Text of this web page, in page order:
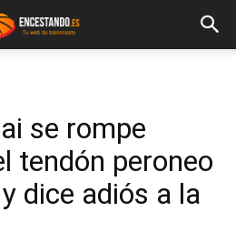
se rompe
tendón peroneo
dice adiós a la